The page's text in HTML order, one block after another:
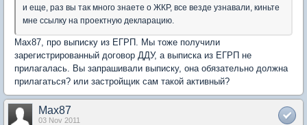
и еще, раз вы так много знаете о ЖКР, все везде узнавали, киньте
мне ссылку на проектную декларацию.
Max87, про выписку из ЕГРП. Мы тоже получили
зарегистрированный договор ДДУ, а выписка из ЕГРП не
прилагалась. Вы запрашивали выписку, она обязательно должна
прилагаться? или застройщик сам такой активный?
Max87
03 Nov 2011